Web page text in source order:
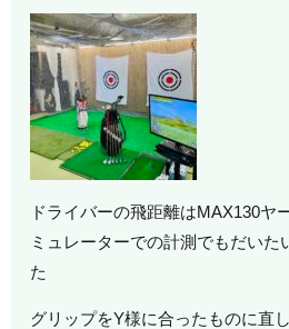
ドライバーの飛距離はMAX130ヤ
ミュレーターでの計測でもだいた
た
グリップをY様に合ったものに直